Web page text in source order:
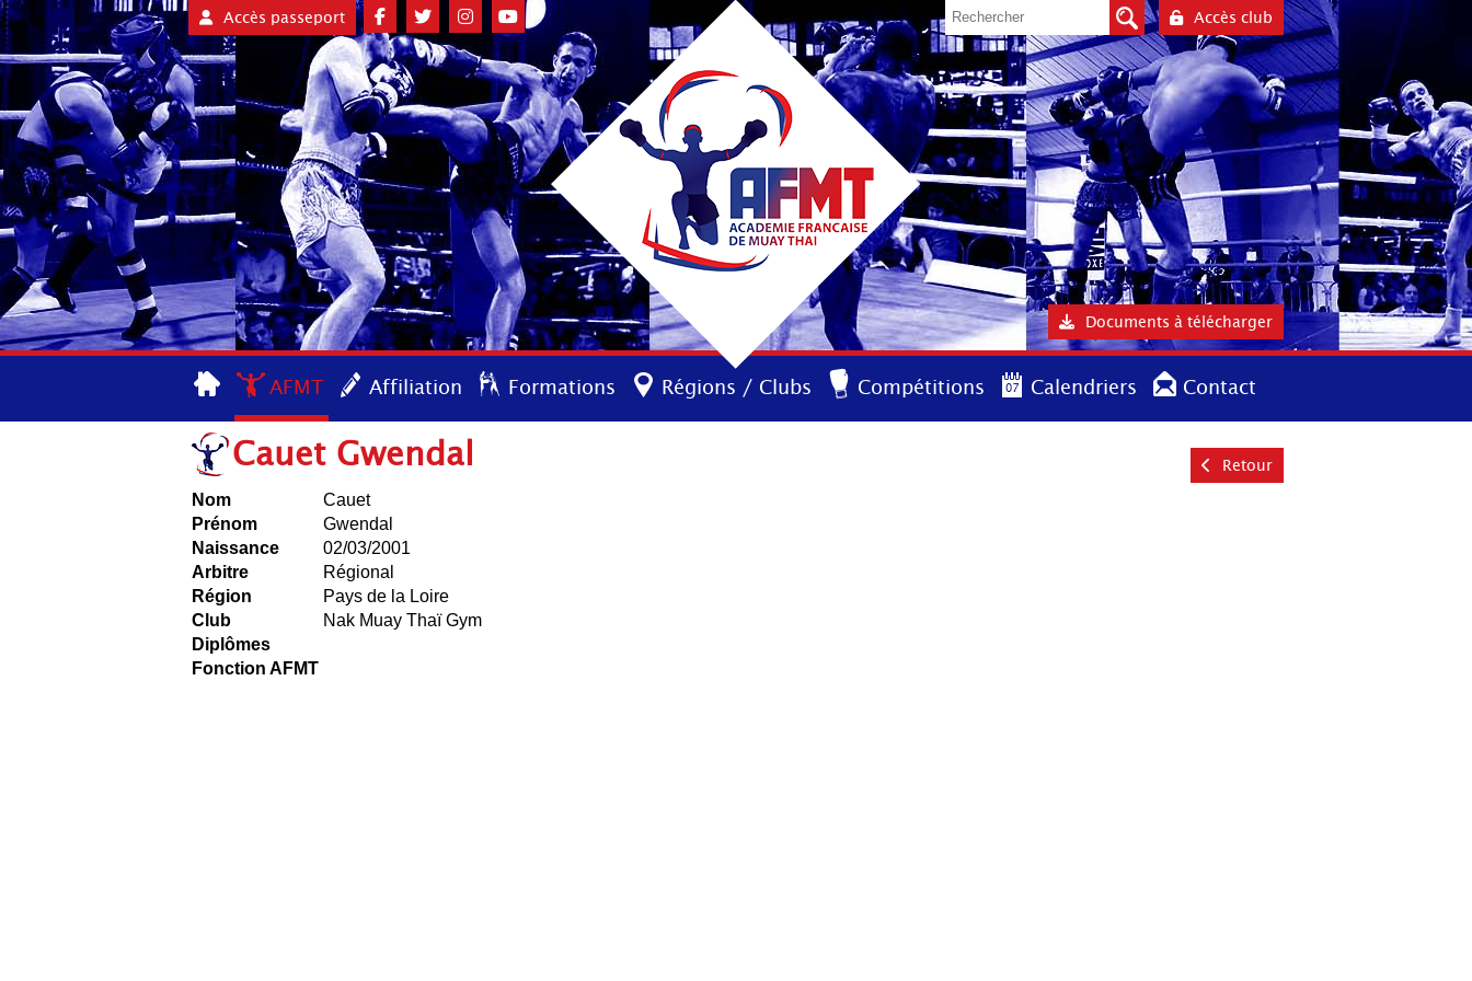
Accès passeport Accès club
Documents à télécharger
AFMT Affiliation Formations Régions / Clubs Compétitions Calendriers Contact
Cauet Gwendal Retour
Nom
Cauet
Prénom
Gwendal
Naissance
02/03/2001
Arbitre
Régional
Région
Pays de la Loire
Club
Nak Muay Thaï Gym
Diplômes
Fonction AFMT